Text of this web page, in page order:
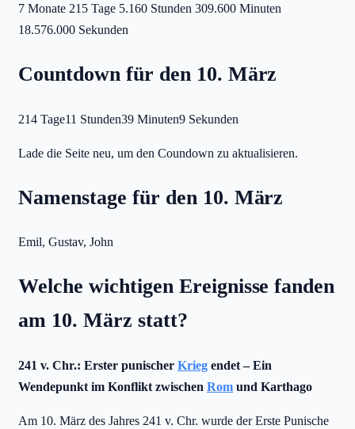
7 Monate 215 Tage 5.160 Stunden 309.600 Minuten
18.576.000 Sekunden
Countdown für den 10. März
214 Tage11 Stunden39 Minuten9 Sekunden
Lade die Seite neu, um den Coundown zu aktualisieren.
Namenstage für den 10. März
Emil, Gustav, John
Welche wichtigen Ereignisse fanden
am 10. März statt?
241 v. Chr.: Erster punischer Krieg endet – Ein
Wendepunkt im Konflikt zwischen Rom und Karthago
Am 10. März des Jahres 241 v. Chr. wurde der Erste Punische